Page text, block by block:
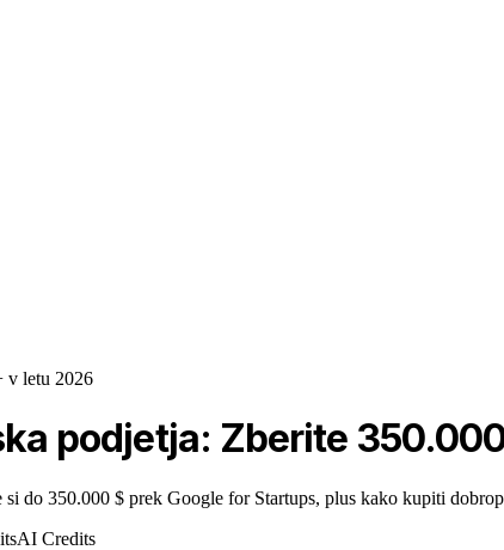
v letu 2026
podjetja: Zberite
do 350.000 $ prek Google for Startups, plus kako kupiti
AI Credits